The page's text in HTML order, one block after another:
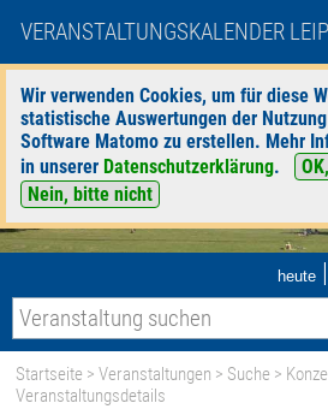
VERANSTALTUNGSKALENDER
Wir verwenden Cookies, um für diese
statistische Auswertungen der
Software Matomo zu erstellen. Mehr
in unserer Datenschutzerklärung.
Nein, bitte nicht
heute |
Startseite >Veranstaltungen > Suche >
Veranstaltungsdetails